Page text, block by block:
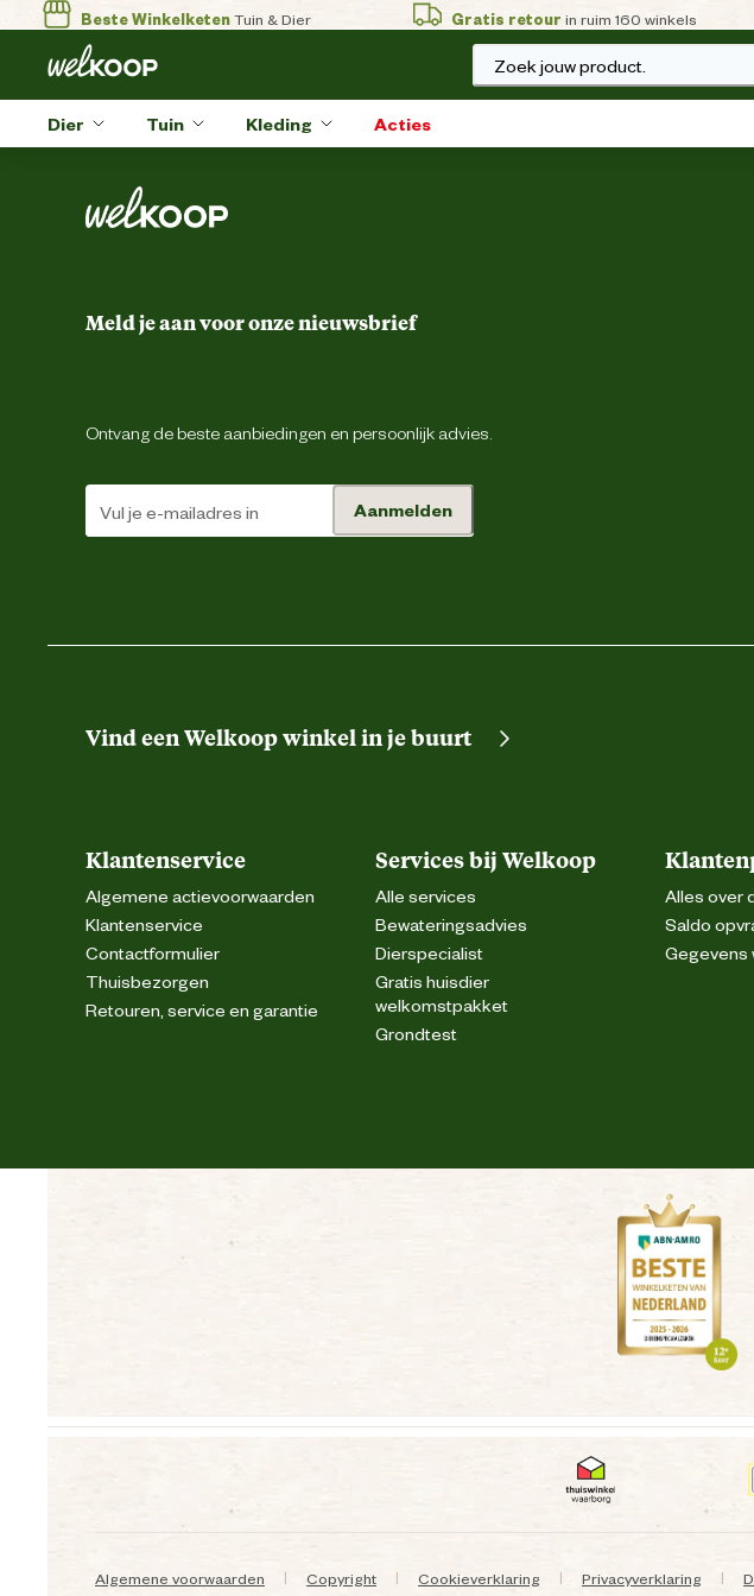
Beste WinkelketenTuin & Dier Gratis retour in ruim 160 winkels
Zoek jouw product.
Dier Tuin Kleding Acties
Meld je aan voor onze nieuwsbrief
Ontvang de beste aanbiedingen en persoonlijk advies.
Aanmelden
Vind een Welkoop winkel in je buurt
Klantenservice
Algemene actievoorwaarden
Klantenservice
Contactformulier
Thuisbezorgen
Retouren, service en garantie
Services bij Welkoop
Alle services
Bewateringsadvies
Dierspecialist
Gratis huisdier
welkomstpakket
Grondtest
Alles over
Saldo
Gegevens
Algemene voorwaarden Copyright Cookieverklaring Privacyverklaring